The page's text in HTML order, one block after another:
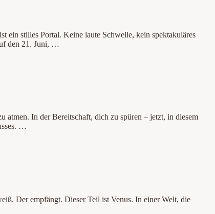
ein stilles Portal. Keine laute Schwelle, kein spektakuläres
den 21. Juni, …
atmen. In der Bereitschaft, dich zu spüren – jetzt, in diesem
…
Der empfängt. Dieser Teil ist Venus. In einer Welt, die